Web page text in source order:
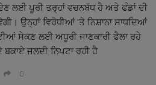
ਲਈ ਪੂਰੀ ਤਰ੍ਹਾਂ ਵਚਨਬੱਧ ਹੈ ਅਤੇ ਫੰਡਾਂ ਦੀ
ਉਨ੍ਹਾਂ ਵਿਰੋਧੀਆਂ 'ਤੇ ਨਿਸ਼ਾਨਾ ਸਾਧਦਿਆਂ
ਸੇਕਣ ਲਈ ਅਧੂਰੀ ਜਾਣਕਾਰੀ ਫੈਲਾ ਰਹੇ
ਜਲਦੀ ਨਿਪਟਾ ਰਹੀ ਹੈ
0